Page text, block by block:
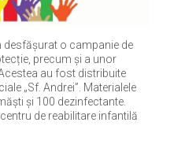
desfășurat o campanie de
precum și a unor
au fost distribuite
„Sf. Andrei”. Materialele
și 100 dezinfectante.
de reabilitare infantilă